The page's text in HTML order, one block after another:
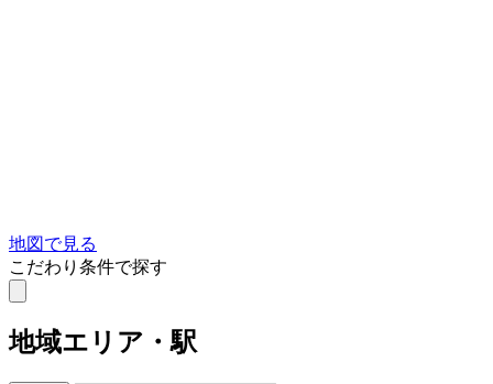
地図で見る
こだわり条件で探す
地域エリア・駅